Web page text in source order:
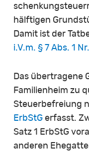
hälftigen
Damit ist der
i.V.m. § 7 Abs. 1
Das übertragene
Familienheim zu
Steuerbefreiung
ErbStGerfasst.
Satz 1 ErbStG
anderen